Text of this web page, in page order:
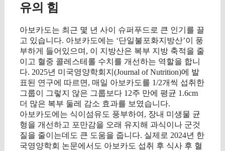
유의 힘
아보카도는 최근 몇 년 사이 슈퍼푸드로 큰 인기를 끌
고 있습니다. 아보카도에는 ‘단일불포화지방산’이 풍
부하게 들어있으며, 이 지방산은 복부 지방 축적을 줄
이고 혈중 콜레스테롤 수치를 개선하는 역할을 합니
다. 2025년 미국영양학회지(Journal of Nutrition)에 발
표된 연구에 따르면, 매일 아보카도를 1/2개씩 섭취한
그룹이 그렇지 않은 그룹보다 12주 만에 평균 1.6cm
더 많은 복부 둘레 감소 효과를 보였습니다.
아보카도에는 식이섬유도 풍부하여, 장내 미생물 균
형을 개선하고 포만감을 오래 유지해 과식이나 군것
질을 줄이는데도 큰 도움을 줍니다. 실제로 2024년 한
국영양학회 논문에서도 아보카도 섭취 후 식사 후 혈